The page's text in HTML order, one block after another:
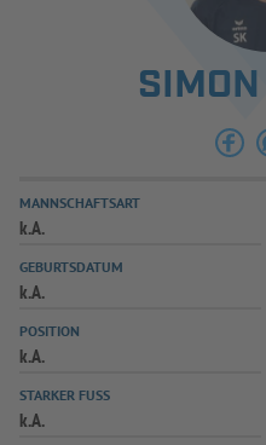
SPIELBETRIEB &
AUSBILDUNG &
MANNSCHAFTSART
k.A.
GEBURTSDATUM
k.A.
POSITION
k.A.
STARKER FUSS
k.A.